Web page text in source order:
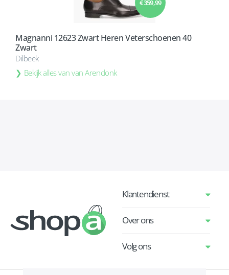
€ 359,99
Magnanni 12623 Zwart Heren Veterschoenen 40
Zwart
Dilbeek
Bekijk alles van van Arendonk
Klantendienst
Over ons
Volg ons